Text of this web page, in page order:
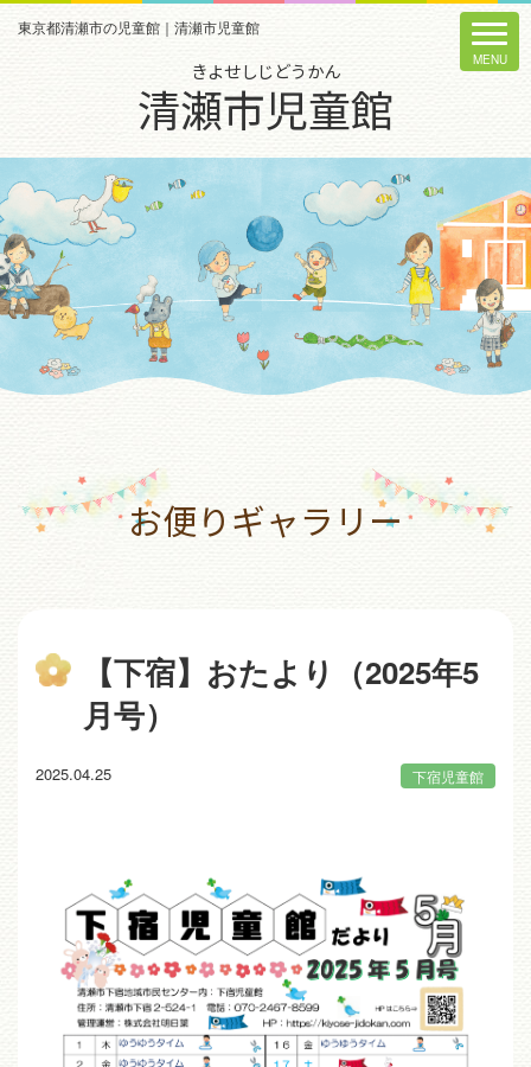
東京都清瀬市の児童館｜清瀬市児童館
きよせしじどうかん
清瀬市児童館
お便りギャラリー
【下宿】おたより（2025年5
月号）
2025.04.25 下宿児童館